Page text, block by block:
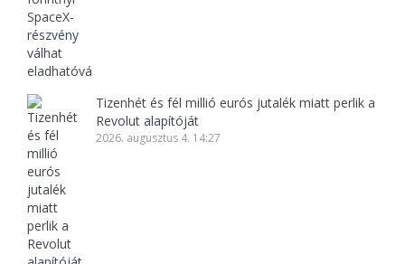
Tizenhét és fél millió eurós jutalék miatt perlik a
Revolut alapítóját
2026. augusztus 4. 14:27